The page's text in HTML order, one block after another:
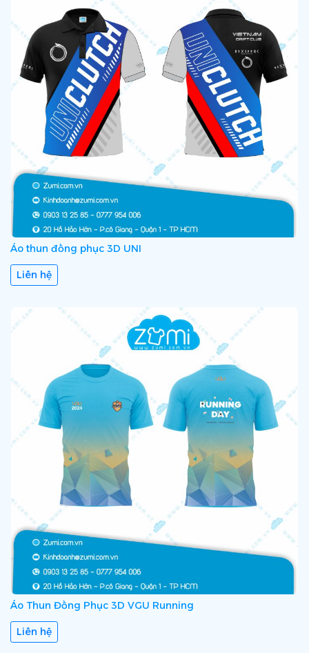
Áo thun đồng phục 3D UNI
Liên hệ
Áo Thun Đồng Phục 3D VGU Running
Liên hệ